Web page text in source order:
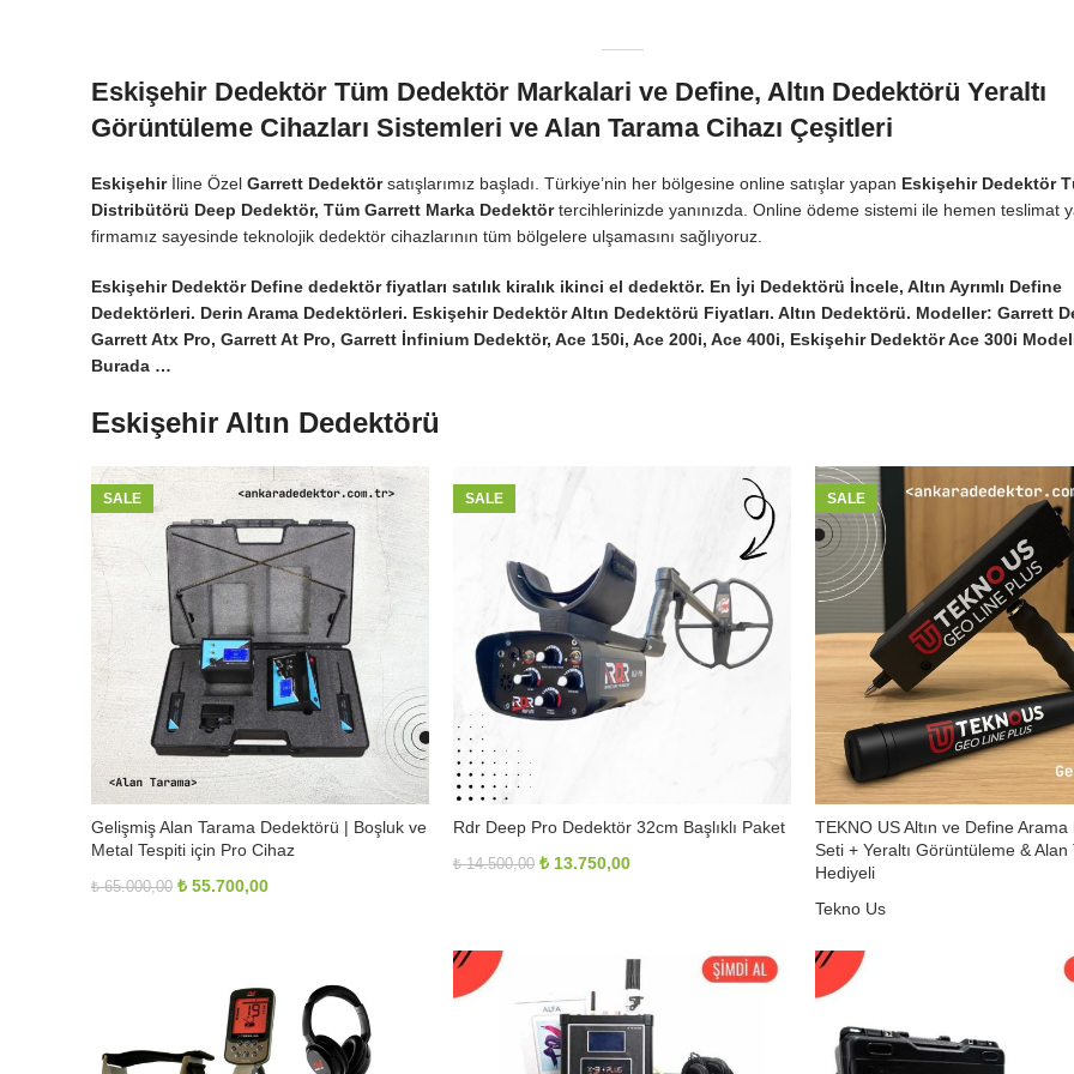
Eskişehir Dedektör Tüm Dedektör Markalari ve Define, Altın Dedektörü Yeraltı
Görüntüleme Cihazları Sistemleri ve Alan Tarama Cihazı Çeşitleri
Eskişehirİline Özel Garrett Dedektörsatışlarımız başladı. Türkiye’nin her bölgesine online satışlar yapan Eskişehir Dedektör
Distribütörü Deep Dedektör, Tüm Garrett Marka Dedektörtercihlerinizde yanınızda. Online ödeme sistemi ile hemen teslimat
firmamız sayesinde teknolojik dedektör cihazlarının tüm bölgelere ulşamasını sağlıyoruz.
Eskişehir Dedektör Define dedektör fiyatları satılık kiralık ikinci el dedektör. En İyi Dedektörü İncele, Altın Ayrımlı Define
Dedektörleri. Derin Arama Dedektörleri. Eskişehir Dedektör Altın Dedektörü Fiyatları. Altın Dedektörü. Modeller: Garrett
Garrett Atx Pro, Garrett At Pro, Garrett İnfinium Dedektör, Ace 150i, Ace 200i, Ace 400i, Eskişehir Dedektör Ace 300i
Burada …
Eskişehir Altın Dedektörü
SALE
Gelişmiş Alan Tarama Dedektörü | Boşluk ve
Metal Tespiti için Pro Cihaz
₺65.000,00 Orijinal
₺ 55.700,00Şu
₺ 55.700,00.
SALE
Rdr Deep Pro Dedektör 32cm Başlıklı Paket
₺14.500,00 Orijinal
₺ 13.750,00Şu
₺ 13.750,00.
SALE
TEKNO US Altın ve Define
Seti + Yeraltı Görüntüleme & Alan
Hediyeli
Tekno Us
₺